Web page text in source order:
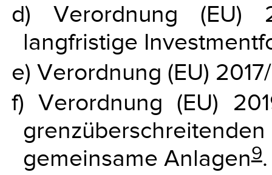
d) Verordnung (EU)
langfristige
e) Verordnung (EU)
f) Verordnung (EU)
gemeinsame Anlagen9.